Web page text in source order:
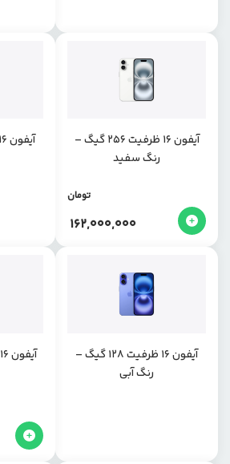
آیفون 16 ظرفیت 256 گیگ –
رنگ سفید
162,000,000
تومان
آیفون 16 ظرفیت 128 گیگ –
رنگ آبی